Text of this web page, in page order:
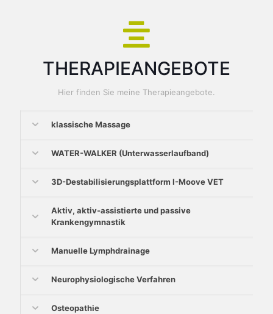
THERAPIEANGEBOTE
Hier finden Sie meine Therapieangebote.
klassische Massage
WATER-WALKER (Unterwasserlaufband)
3D-Destabilisierungsplattform I-Moove VET
Aktiv, aktiv-assistierte und passive
Krankengymnastik
Manuelle Lymphdrainage
Neurophysiologische Verfahren
Osteopathie